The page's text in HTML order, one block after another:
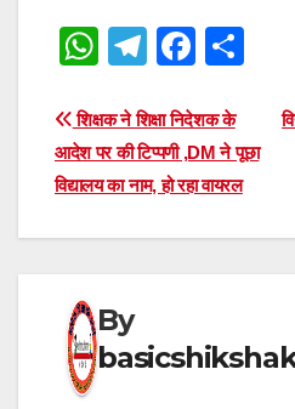
W
at
s
A
p
T
e
gr
a
m
F
c
e
b
o
e
Post
navigation
शिक्षक ने शिक्षा निदेशक के
आदेश पर की टिप्पणी ,DM ने पूछा
विद्यालय का नाम, हो रहा वायरल
By